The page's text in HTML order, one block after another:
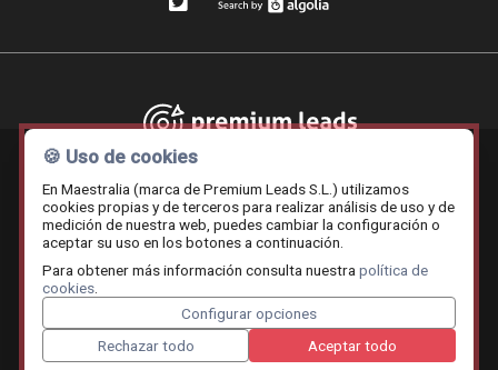
Premium leads
Contratar.online Beemy.es
Cruceros mediterráneoA Santiago voy Renting
🍪 Uso de cookies
En Maestralia (marca de Premium Leads S.L.) utilizamos
cookies propias y de terceros para realizar análisis de uso y de
medición de nuestra web, puedes cambiar la configuración o
aceptar su uso en los botones a continuación.
Para obtener más información consulta nuestrapolítica de
cookies
Configurar opciones
Rechazar todo
Aceptar todo